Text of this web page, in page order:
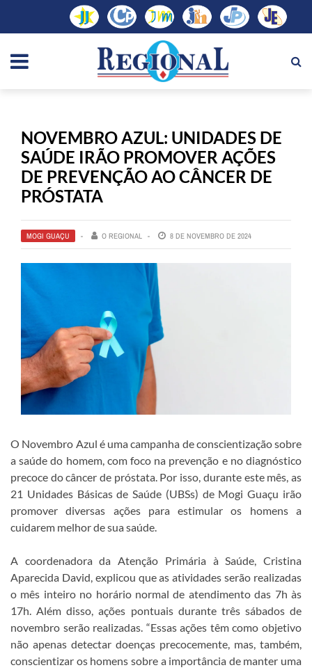
NOVEMBRO AZUL: UNIDADES DE
SAÚDE IRÃO PROMOVER AÇÕES
DE PREVENÇÃO AO CÂNCER DE
PRÓSTATA
MOGI GUAÇU O REGIONAL 8 DE NOVEMBRO DE 2024
O Novembro Azul é uma campanha de conscientização sobre
a saúde do homem, com foco na prevenção e no diagnóstico
precoce do câncer de próstata. Por isso, durante este mês, as
21 Unidades Básicas de Saúde (UBSs) de Mogi Guaçu irão
promover diversas ações para estimular os homens a
cuidarem melhor de sua saúde.
A coordenadora da Atenção Primária à Saúde, Cristina
Aparecida David, explicou que as atividades serão realizadas
o mês inteiro no horário normal de atendimento das 7h às
17h. Além disso, ações pontuais durante três sábados de
novembro serão realizadas. “Essas ações têm como objetivo
não apenas detectar doenças precocemente, mas, também,
conscientizar os homens sobre a importância de manter uma